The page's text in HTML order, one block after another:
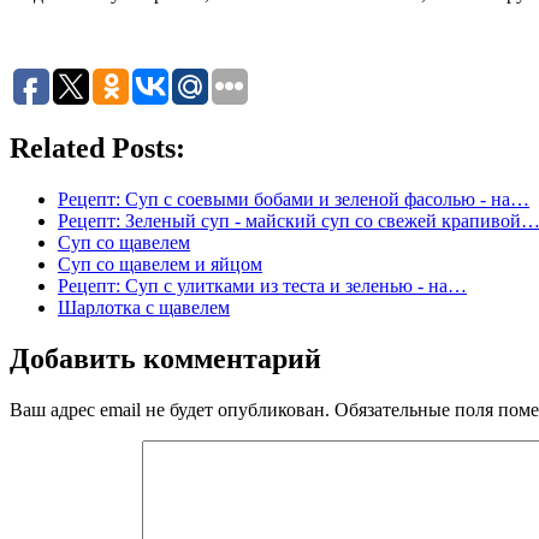
Related Posts:
Рецепт: Суп с соевыми бобами и зеленой фасолью - на…
Рецепт: Зеленый суп - майский суп со свежей крапивой…
Суп со щавелем
Суп со щавелем и яйцом
Рецепт: Суп с улитками из теста и зеленью - на…
Шарлотка с щавелем
Добавить комментарий
Ваш адрес email не будет опубликован. Обязательные поля